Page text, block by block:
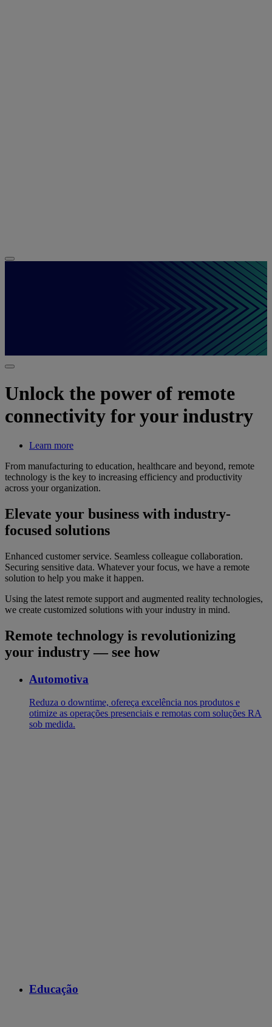
Unlock the power of remote
connectivity for your industry
Learn more
From manufacturing to education, healthcare and beyond, remote
technology is the key to increasing efficiency and productivity
across your organization.
Elevate your business with industry-
focused solutions
Enhanced customer service. Seamless colleague collaboration.
Securing sensitive data. Whatever your focus, we have a remote
solution to help you make it happen.
Using the latest remote support and augmented reality technologies,
we create customized solutions with your industry in mind.
Remote technology is revolutionizing
your industry — see how
Automotiva
Reduza o downtime, ofereça excelência nos produtos e
otimize as operações presenciais e remotas com soluções RA
sob medida.
Educação